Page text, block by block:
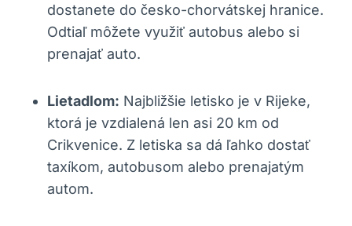
dostanete do česko-chorvátskej hranice.
Odtiaľ môžete využiť autobus alebo si
prenajať auto.
Lietadlom: Najbližšie letisko je v Rijeke,
ktorá je vzdialená len asi 20 km od
Crikvenice. Z letiska sa dá ľahko dostať
taxíkom, autobusom alebo prenajatým
autom.